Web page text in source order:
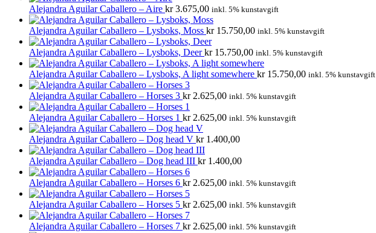
Alejandra Aguilar Caballero – Aire kr3.675,00 inkl. 5% kunstavgift
Alejandra Aguilar Caballero – Lysboks, Moss kr15.750,00 inkl. 5% kunstavgift
Alejandra Aguilar Caballero – Lysboks, Deerkr15.750,00 inkl. 5% kunstavgift
Alejandra Aguilar Caballero – Lysboks, A light somewhere kr15.750,00 inkl. 5% kunstavgift
Alejandra Aguilar Caballero – Horses 3 kr2.625,00 inkl. 5% kunstavgift
Alejandra Aguilar Caballero – Horses 1 kr2.625,00 inkl. 5% kunstavgift
Alejandra Aguilar Caballero – Dog head V kr1.400,00
Alejandra Aguilar Caballero – Dog head III kr1.400,00
Alejandra Aguilar Caballero – Horses 6 kr2.625,00 inkl. 5% kunstavgift
Alejandra Aguilar Caballero – Horses 5 kr2.625,00 inkl. 5% kunstavgift
Alejandra Aguilar Caballero – Horses 7 kr2.625,00 inkl. 5% kunstavgift